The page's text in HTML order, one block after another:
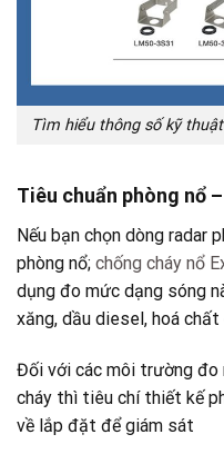
Tìm hiểu thông số kỹ
Tiêu chuẩn phòng nổ
Nếu bạn chọn dòng radar
phòng nổ; chống cháy nổ
dụng đo mức dạng sóng
xăng, dầu diesel, hoá chất
Đối với các môi trường đo
cháy thì tiêu chí thiết kế
về lắp đặt để giám sát